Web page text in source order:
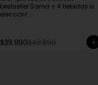
bestseller Sama + 4 bebidas a
elección!
+ 2 fugazzetta + 2 pino + 2
chupe palmitos
$39.990$49.880